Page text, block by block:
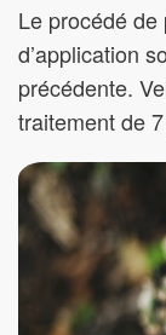
Le procédé
d’application
précédente.
traitement de